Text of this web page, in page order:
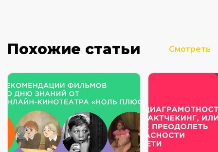
Похожие статьи Смотреть